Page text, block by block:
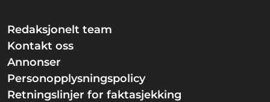
Redaksjonelt team
Kontakt oss
Annonser
Personopplysningspolicy
Retningslinjer for faktasjekking